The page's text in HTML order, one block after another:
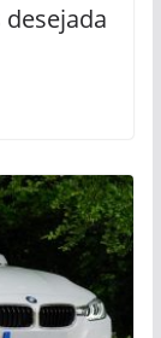
desejada